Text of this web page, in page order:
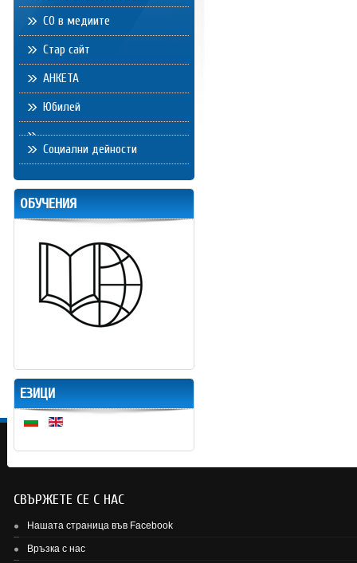
СО в медиите
Стар сайт
АНКЕТА
Юбилей
Социални дейности
ОБУЧЕНИЯ
ЕЗИЦИ
СВЪРЖЕТЕ СЕ С НАС
Нашата страница във Facebook
Връзка с нас